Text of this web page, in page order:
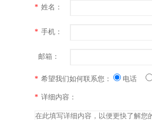
* 姓名：
* 手机：
邮箱：
* 希望我们如何联系您： 电话
* 详细内容：